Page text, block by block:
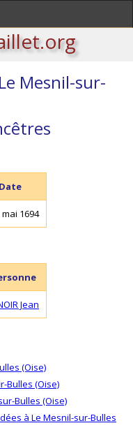
Mesnil-sur-
Date
1694
Jean
(Oise)
Bulles (Oise)
Bulles (Oise)
à Le Mesnil-sur-Bulles